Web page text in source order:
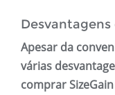
Apesar da
várias
comprar